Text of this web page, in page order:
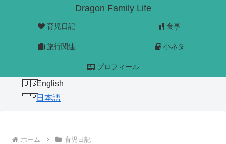
Dragon Family Life
育児日記 食事
旅行関連 小ネタ
プロフィール
English
日本語
ホーム 育児日記